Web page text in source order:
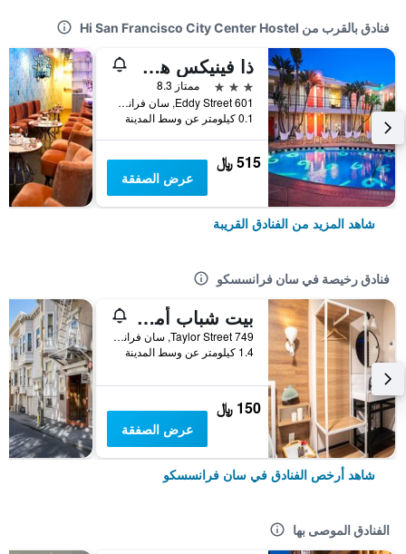
فنادق بالقرب من Hi San Francisco City Center Hostel
ذا فينيكس هوتل
3 نجوم
ممتاز 8.3
601 Eddy Street, سان فرانسسكو, CA, الولايات المتحدة الأميريكية
0.1 كيلومتر عن وسط المدينة
515 ﷼
عرض الصفقة
شاهد المزيد من الفنادق القريبة
فنادق رخيصة في سان فرانسسكو
بيت شباب أمستردام
749 Taylor Street, سان فرانسسكو, CA, الولايات المتحدة الأميريكية
1.4 كيلومتر عن وسط المدينة
150 ﷼
عرض الصفقة
شاهد أرخص الفنادق في سان فرانسسكو
الفنادق الموصى بها